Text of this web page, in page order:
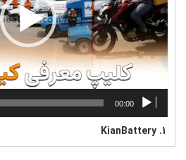
00:00
1.
KianBattery